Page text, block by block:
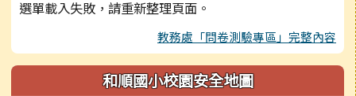
選單載入失敗，請重新整理頁面。
教務處「問卷測驗專區」完整內容
和順國小校園安全地圖